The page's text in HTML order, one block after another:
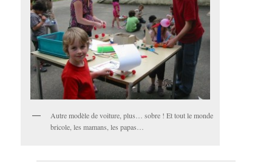
Autre modèle de voiture, plus… sobre ! Et tout le monde
bricole, les mamans, les papas…